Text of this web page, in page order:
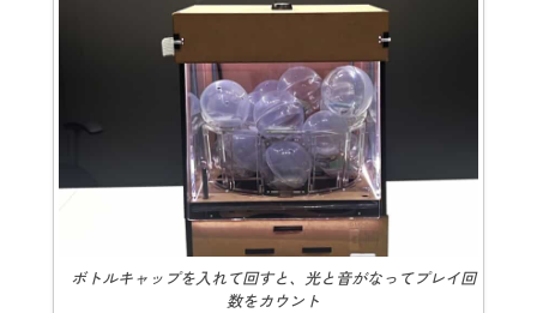
ボトルキャップを入れて回すと、光と音がなってプレイ回
数をカウント